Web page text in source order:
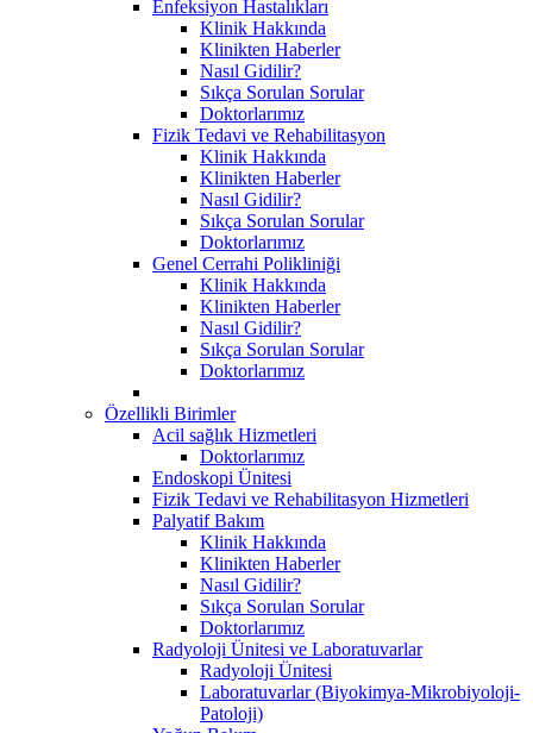
Enfeksiyon Hastalıkları
Klinik Hakkında
Klinikten Haberler
Nasıl Gidilir?
Sıkça Sorulan Sorular
Doktorlarımız
Fizik Tedavi ve Rehabilitasyon
Klinik Hakkında
Klinikten Haberler
Nasıl Gidilir?
Sıkça Sorulan Sorular
Doktorlarımız
Genel Cerrahi Polikliniği
Klinik Hakkında
Klinikten Haberler
Nasıl Gidilir?
Sıkça Sorulan Sorular
Doktorlarımız
Özellikli Birimler
Acil sağlık Hizmetleri
Doktorlarımız
Endoskopi Ünitesi
Fizik Tedavi ve Rehabilitasyon Hizmetleri
Palyatif Bakım
Klinik Hakkında
Klinikten Haberler
Nasıl Gidilir?
Sıkça Sorulan Sorular
Doktorlarımız
Radyoloji Ünitesi ve Laboratuvarlar
Radyoloji Ünitesi
Laboratuvarlar (Biyokimya-Mikrobiyoloji-
Patoloji)